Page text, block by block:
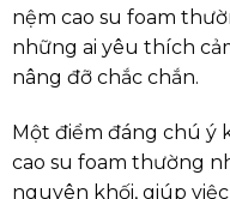
nệm cao su foam
những ai yêu thích
nâng đỡ chắc chắn.
Một điểm đáng chú ý
cao su foam thường
nguyên khối, giúp